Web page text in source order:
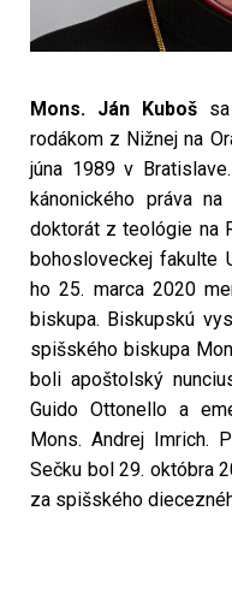
Mons. Ján Kubošsa
rodákom z Nižnej na
júna 1989 v
kánonického práva
doktorát z teológie na
bohosloveckej fakulte
ho 25. marca 2020
biskupa. Biskupskú
spišského biskupa
boli apoštolský
Guido Ottonello a
Mons. Andrej Imrich.
Sečku bol 29. októbra
za spišského